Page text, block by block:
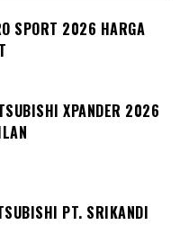
SPORT 2026 HARGA
XPANDER 2026
PT. SRIKANDI